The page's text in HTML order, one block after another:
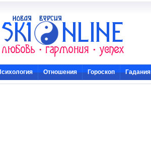
Отношения Гороскоп Гадания